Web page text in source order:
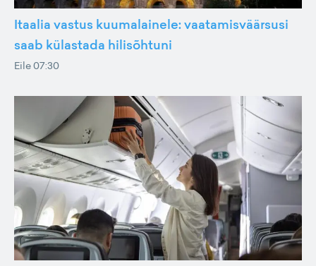
Itaalia vastus kuumalainele: vaatamisväärsusi
saab külastada hilisõhtuni
Eile 07:30